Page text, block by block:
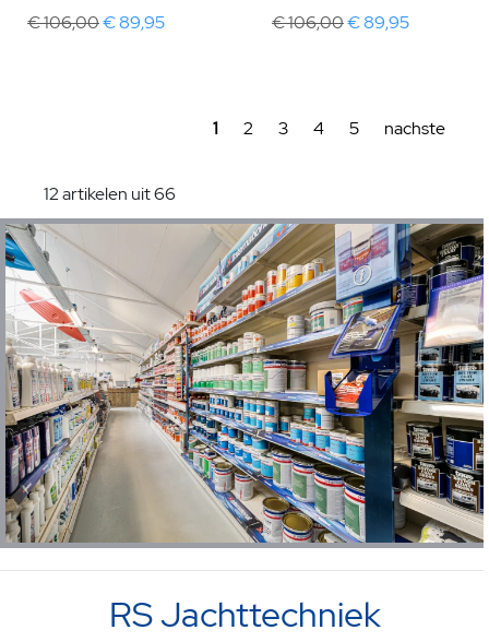
€ 106,00€ 89,95 € 106,00€ 89,95
1 2 3 4 5 nachste
12 artikelen uit 66
RS Jachttechniek